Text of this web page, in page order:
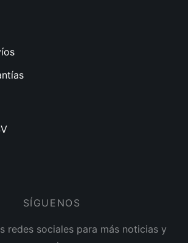
SÍGUENOS
redes sociales para más noticias y